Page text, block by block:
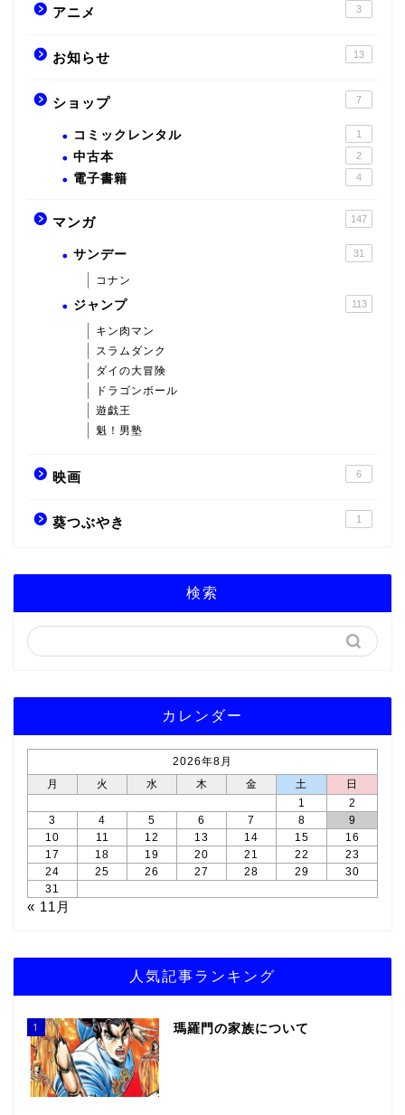
アニメ 3
お知らせ 13
ショップ 7
コミックレンタル 1
中古本 2
電子書籍 4
マンガ 147
サンデー 31
コナン
ジャンプ 113
キン肉マン
スラムダンク
ダイの大冒険
ドラゴンボール
遊戯王
魁！男塾
映画 6
葵つぶやき 1
検索
カレンダー
2026年8月
月
火 水 木 金 土
日
1
2
3
4 5 6 7 8
9
10
11 12 13 14 15
16
17
18 19 20 21 22
23
24
25 26 27 28 29
30
31
« 11月
人気記事ランキング
1 瑪羅門の家族について